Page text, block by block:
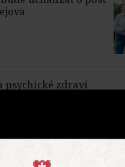
psychické zdraví